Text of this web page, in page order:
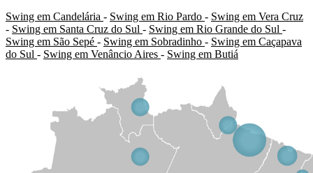
Swing em Candelária - Swing em Rio Pardo - Swing em Vera Cruz
- Swing em Santa Cruz do Sul - Swing em Rio Grande do Sul -
Swing em São Sepé - Swing em Sobradinho - Swing em Caçapava
do Sul - Swing em Venâncio Aires - Swing em Butiá